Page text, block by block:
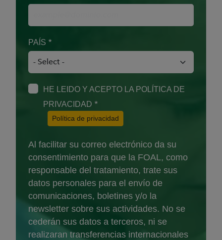
PAÍS
HE LEIDO Y ACEPTO LA POLÍTICA DE
PRIVACIDAD
Política de privacidad(Abre en nueva ventana)
Al facilitar su correo electrónico da su
consentimiento para que la FOAL, como
responsable del tratamiento, trate sus
datos personales para el envío de
comunicaciones, boletines y/o la
newsletter sobre sus actividades. No se
cederán sus datos a terceros, ni se
realizaran transferencias internacionales